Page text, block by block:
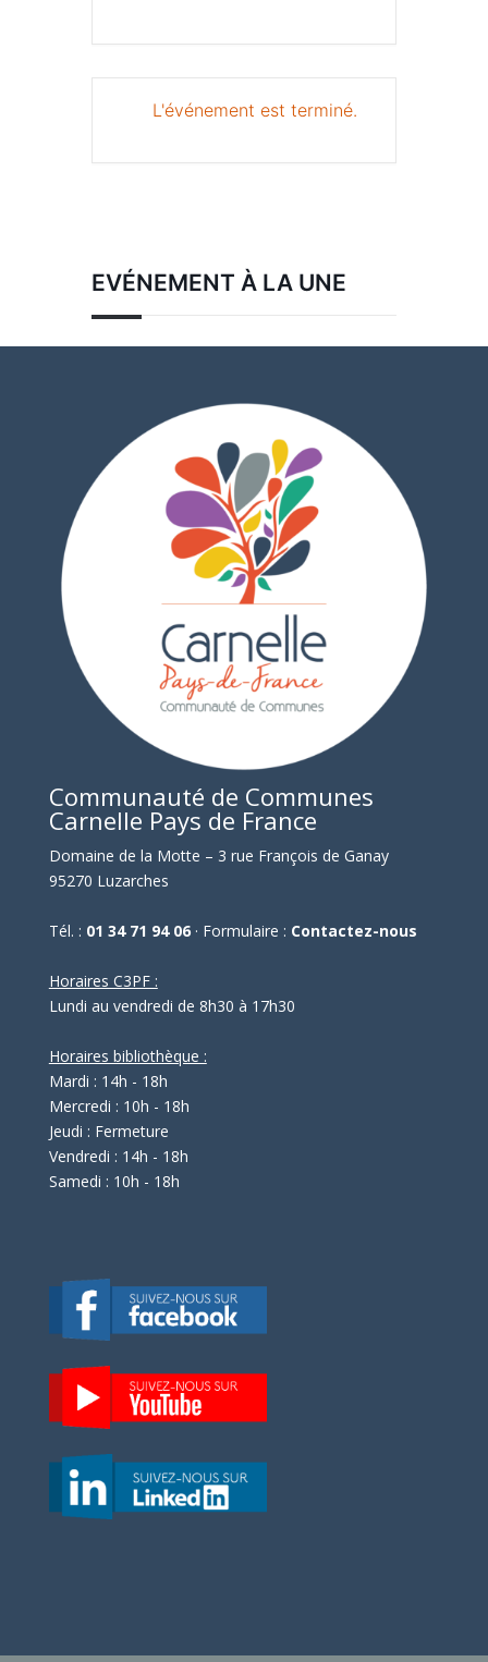
L'événement est terminé.
EVÉNEMENT À LA UNE
Communauté de Communes
Carnelle Pays de France
Domaine de la Motte – 3 rue François de Ganay
95270 Luzarches
Tél. : 01 34 71 94 06· Formulaire : Contactez-nous
Horaires C3PF :
Lundi au vendredi de 8h30 à 17h30
Horaires bibliothèque :
Mardi : 14h - 18h
Mercredi : 10h - 18h
Jeudi : Fermeture
Vendredi : 14h - 18h
Samedi : 10h - 18h